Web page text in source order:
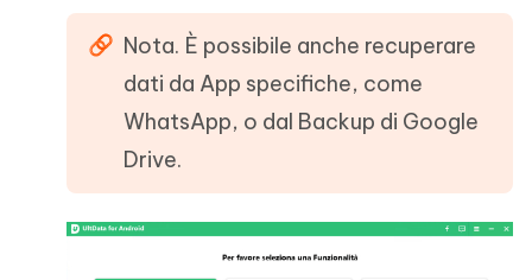
Nota. È possibile anche recuperare
dati da App specifiche, come
WhatsApp, o dal Backup di Google
Drive.